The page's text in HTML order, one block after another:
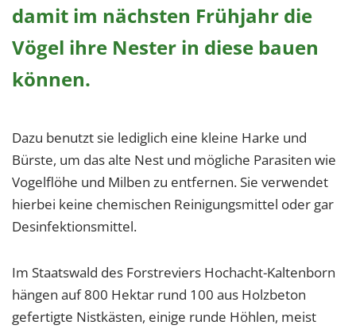
damit im nächsten Frühjahr die
Vögel ihre Nester in diese bauen
können.
Dazu benutzt sie lediglich eine kleine Harke und
Bürste, um das alte Nest und mögliche Parasiten wie
Vogelflöhe und Milben zu entfernen. Sie verwendet
hierbei keine chemischen Reinigungsmittel oder gar
Desinfektionsmittel.
Im Staatswald des Forstreviers Hochacht-Kaltenborn
hängen auf 800 Hektar rund 100 aus Holzbeton
gefertigte Nistkästen, einige runde Höhlen, meist